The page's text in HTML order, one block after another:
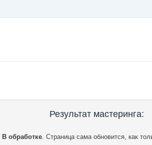
Результат мастеринга:
В обработке. Страница сама обновится, как